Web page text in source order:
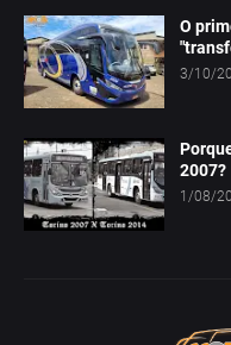
O
3/10/
2007?
1/08/